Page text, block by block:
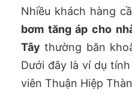
Nhiều khách hàng
bơm tăng áp cho
Tây thường băn
Dưới đây là ví dụ
viên Thuận Hiệp